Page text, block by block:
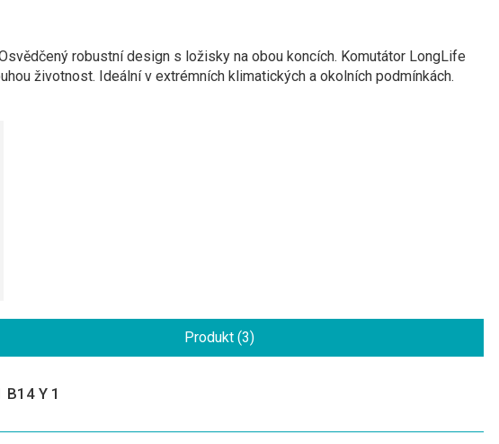
robustní design s ložisky na obou koncích. Komutátor LongLife
životnost. Ideální v extrémních klimatických a okolních podmínkách.
Produkt (3)
B14 Y 1